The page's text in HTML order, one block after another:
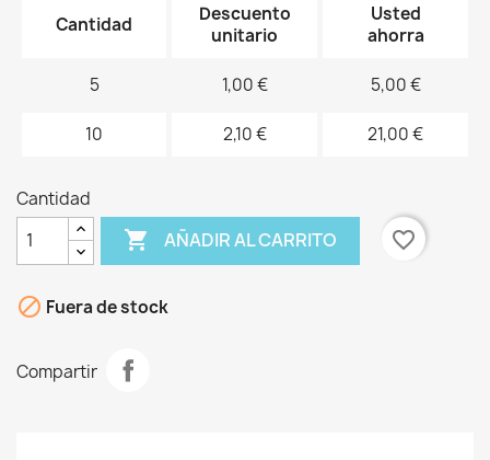
Cantidad
Descuento
unitario
Usted
ahorra
5 1,00 € 5,00 €
10 2,10 € 21,00 €
Cantidad
 AÑADIR AL CARRITO favorite_border
 Fuera de stock
Compartir